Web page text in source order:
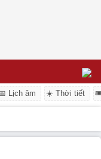
Lịch âm ☀️ Thời tiết